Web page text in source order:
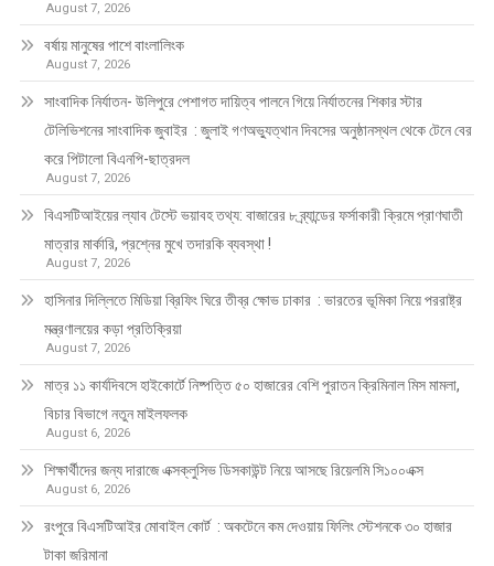
August 7, 2026
বর্ষায় মানুষের পাশে বাংলালিংক
August 7, 2026
সাংবাদিক নির্যাতন- উলিপুরে পেশাগত দায়িত্ব পালনে গিয়ে নির্যাতনের শিকার স্টার
টেলিভিশনের সাংবাদিক জুবাইর : জুলাই গণঅভ্যুত্থান দিবসের অনুষ্ঠানস্থল থেকে টেনে বের
করে পিটালো বিএনপি-ছাত্রদল
August 7, 2026
বিএসটিআইয়ের ল্যাব টেস্টে ভয়াবহ তথ্য: বাজারের ৮ ব্র্যান্ডের ফর্সাকারী ক্রিমে প্রাণঘাতী
মাত্রার মার্কারি, প্রশ্নের মুখে তদারকি ব্যবস্থা !
August 7, 2026
হাসিনার দিল্লিতে মিডিয়া ব্রিফিং ঘিরে তীব্র ক্ষোভ ঢাকার : ভারতের ভূমিকা নিয়ে পররাষ্ট্র
মন্ত্রণালয়ের কড়া প্রতিক্রিয়া
August 7, 2026
মাত্র ১১ কার্যদিবসে হাইকোর্টে নিষ্পত্তি ৫০ হাজারের বেশি পুরাতন ক্রিমিনাল মিস মামলা,
বিচার বিভাগে নতুন মাইলফলক
August 6, 2026
শিক্ষার্থীদের জন্য দারাজে এক্সক্লুসিভ ডিসকাউন্ট নিয়ে আসছে রিয়েলমি সি১০০এক্স
August 6, 2026
রংপুরে বিএসটিআইর মোবাইল কোর্ট : অকটেনে কম দেওয়ায় ফিলিং স্টেশনকে ৩০ হাজার
টাকা জরিমানা